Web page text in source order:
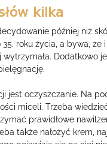
kilka
później niż
roku życia, a bywa,
Dodatkowo
jest oczyszczanie. Na
miceli. Trzeba
prawidłowe
także nałożyć krem,